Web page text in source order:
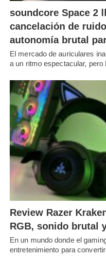
soundcore Space 2
cancelación de
autonomía brutal
El mercado de auriculares
a un ritmo espectacular,
Review Razer
RGB, sonido brutal
En un mundo donde el
entretenimiento para